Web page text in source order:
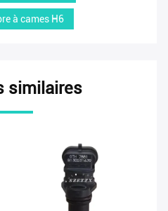
à cames H6
similaires